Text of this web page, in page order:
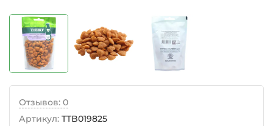
Отзывов: 0
Артикул: TTB019825